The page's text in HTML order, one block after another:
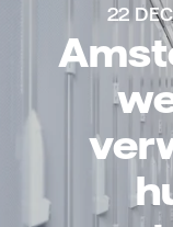
22